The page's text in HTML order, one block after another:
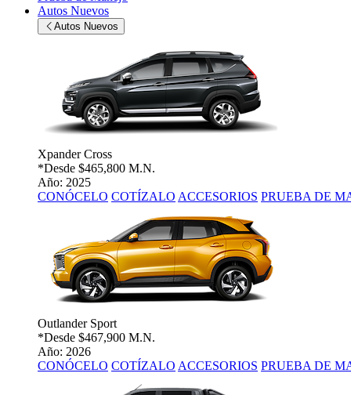
Autos Nuevos
Autos Nuevos
Xpander Cross
*Desde $465,800 M.N.
Año: 2025
CONÓCELO COTÍZALO ACCESORIOS PRUEBA DE
Outlander Sport
*Desde $467,900 M.N.
Año: 2026
CONÓCELO COTÍZALO ACCESORIOS PRUEBA DE